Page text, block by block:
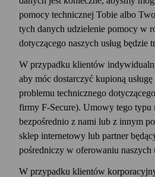
reklamowanie
Faktyczna
obsługiwana przez
naszych partnerów.
Regulacje.
nielegalnym
naruszającym prawa
przestrzeganie
postanowień
pomocy technicznej Tobie albo
tych danych udzielenie pomocy w
dotyczącego naszych usług będzie
W przypadku klientów
aby móc dostarczyć kupioną
problemu technicznego
firmy F‑Secure). Umowy tego typu
bezpośrednio z nami lub z innym
sklep internetowy lub partner
pośredniczy w oferowaniu naszych
W przypadku klientów